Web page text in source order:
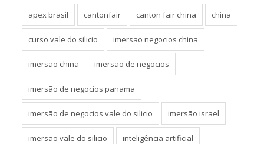
apex brasil cantonfair canton fair china china
curso vale do silicio imersao negocios china
imersão china imersão de negocios
imersão de negocios panama
imersão de negocios vale do silicio imersão israel
imersão vale do silicio inteligência artificial